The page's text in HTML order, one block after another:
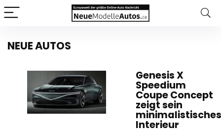
NEUE AUTOS
Genesis X
Speedium
Coupe Concept
zeigt sein
minimalistisches
Interieur